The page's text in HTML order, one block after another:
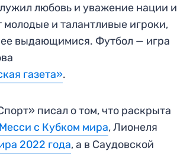
любовь и уважение нации и
молодые и талантливые игроки,
выдающимися. Футбол — игра
газета».
писал о том, что раскрыта
Месси с Кубком мира, Лионеля
2022 года, а в Саудовской